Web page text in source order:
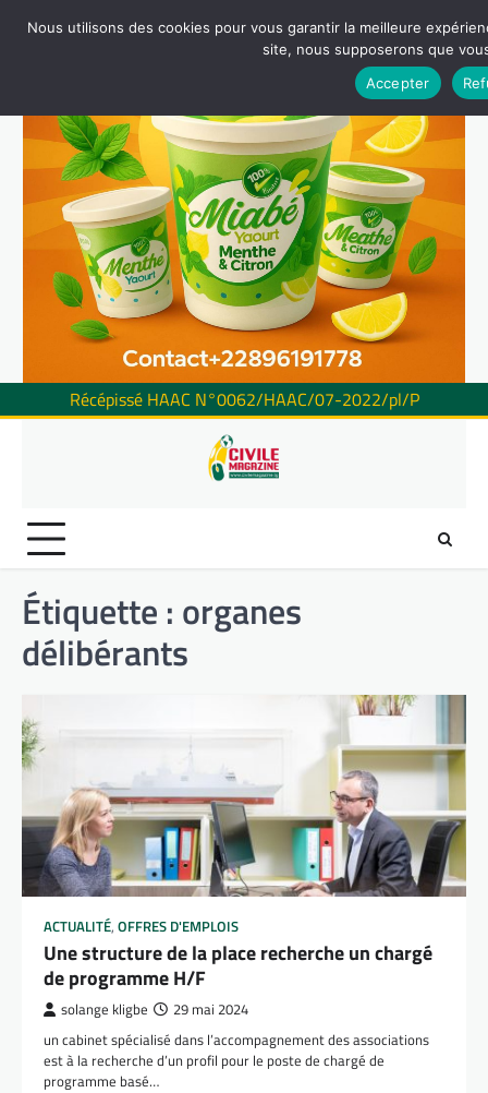
Récépissé HAAC N°0062/HAAC/07-2022/pl/P
Étiquette : organes
délibérants
ACTUALITÉ, OFFRES D'EMPLOIS
Une structure de la place recherche un chargé
de programme H/F
solange kligbe 29 mai 2024
un cabinet spécialisé dans l’accompagnement des associations
est à la recherche d’un profil pour le poste de chargé de
programme basé…
Nous utilisons des cookies pour vous garantir la meilleure
site, nous supposerons que
Accepter